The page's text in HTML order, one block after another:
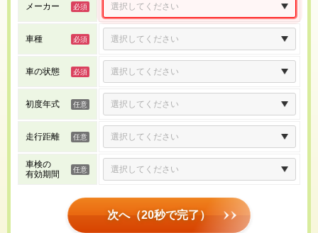
メーカー
車種
車の状態
初度年式
走行距離
車検の
有効期間
次へ（20秒で完了）